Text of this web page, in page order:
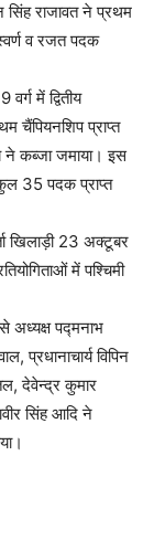
सिंह राजावत ने प्रथम
व रजत पदक
में द्वितीय
चैंपियनशिप प्राप्त
ने कब्जा जमाया। इस
35 पदक प्राप्त
खिलाड़ी 23 अक्टूबर
में पश्चिमी
अध्यक्ष पद्मनाभ
प्रधानाचार्य विपिन
देवेन्द्र कुमार
सिंह आदि ने